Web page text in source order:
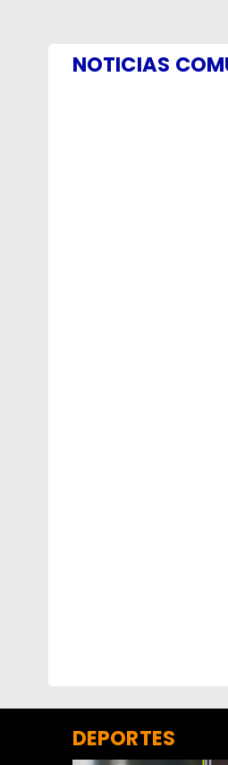
NOTICIAS
DEPORTES